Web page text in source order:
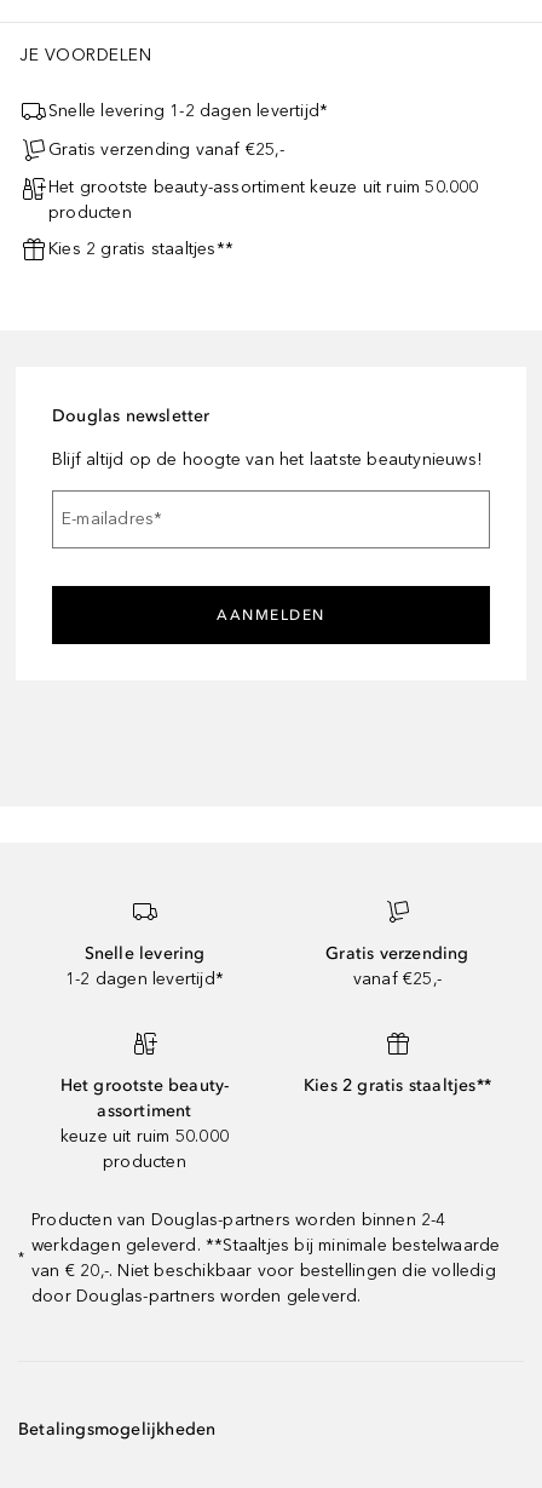
JE VOORDELEN
Snelle levering 1-2 dagen levertijd*
Gratis verzending vanaf €25,-
Het grootste beauty-assortiment keuze uit ruim 50.000
producten
Kies 2 gratis staaltjes**
Douglas newsletter
Blijf altijd op de hoogte van het laatste beautynieuws!
E-mailadres*
AANMELDEN
Snelle levering
1-2 dagen levertijd*
Gratis verzending
vanaf €25,-
Het grootste beauty-
assortiment
keuze uit ruim 50.000
producten
Kies 2 gratis staaltjes**
*
Producten van Douglas-partners worden binnen 2-4
werkdagen geleverd. **Staaltjes bij minimale bestelwaarde
van € 20,-. Niet beschikbaar voor bestellingen die volledig
door Douglas-partners worden geleverd.
Betalingsmogelijkheden